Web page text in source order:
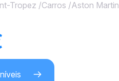
Tropez /Carros /Aston Martin